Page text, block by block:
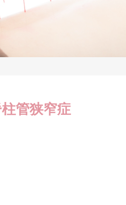
管狭窄症